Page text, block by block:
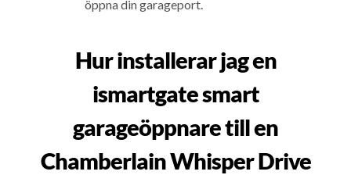
öppna din garageport.
Hur installerar jag en
ismartgate smart
garageöppnare till en
Chamberlain Whisper Drive